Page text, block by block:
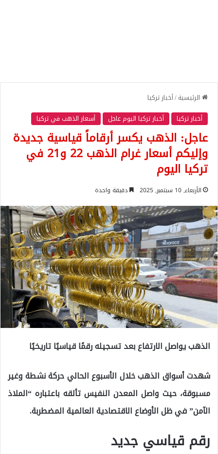
الرئيسية/أخبار تركيا
أخبار تركيا
أخبار تركيا اليوم عاجل أسعار الذهب في تركيا
عاجل: الذهب يكسر أرقاماً قياسية جديدة
وإليكم أسعار غرام الذهب 22 و21 في
تركيا اليوم
الأربعاء, 10 سبتمبر, 2025 دقيقة واحدة
الذهب يواصل الارتفاع بعد تسجيله رقمًا قياسيًا تاريخيًا
شهدت أسواق الذهب خلال الأسبوع الحالي حركة نشطة وغير
مسبوقة، حيث واصل المعدن النفيس تألقه باعتباره “الملاذ
الآمن” في ظل الأوضاع الاقتصادية العالمية المضطربة.
رقم قياسي جديد